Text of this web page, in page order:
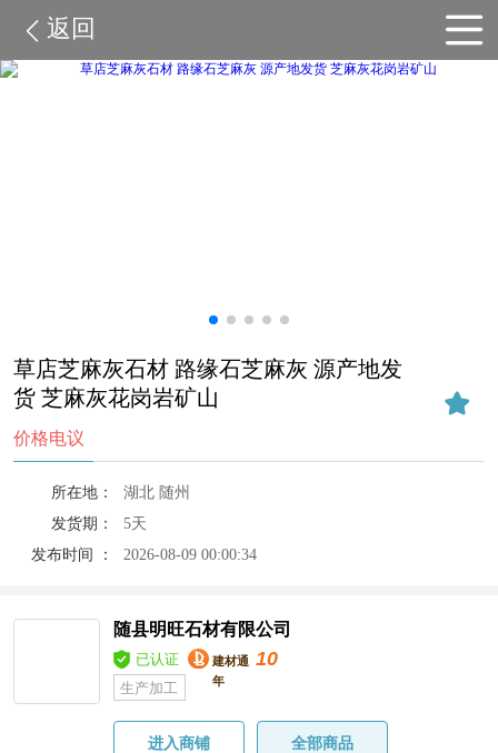
返回
草店芝麻灰石材 路缘石芝麻灰 源产地发
货 芝麻灰花岗岩矿山
价格电议
所在地：
湖北 随州
发货期：
5天
发布时间 ：
2026-08-09 00:00:34
随县明旺石材有限公司
已认证 建材通 10
年
生产加工
进入商铺 全部商品